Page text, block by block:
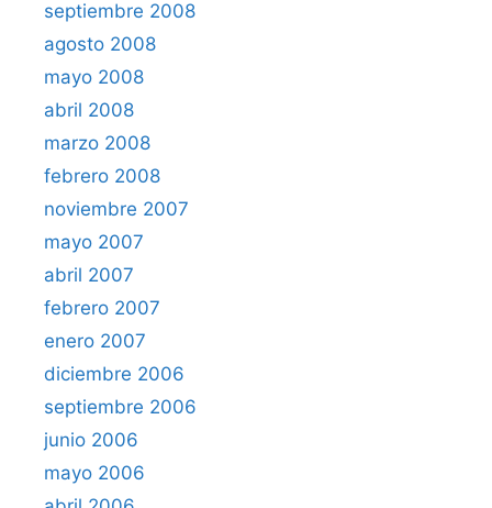
septiembre 2008
agosto 2008
mayo 2008
abril 2008
marzo 2008
febrero 2008
noviembre 2007
mayo 2007
abril 2007
febrero 2007
enero 2007
diciembre 2006
septiembre 2006
junio 2006
mayo 2006